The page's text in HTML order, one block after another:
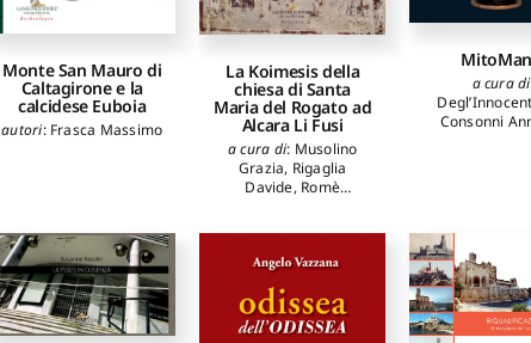
Monte San Mauro di
Caltagirone e la
calcidese Euboia
autori: Frasca Massimo
La Koimesis della
chiesa di Santa
Maria del Rogato ad
Alcara Li Fusi
a cura di: Musolino
Grazia, Rigaglia
Davide, Romè
a cura di
Consonni
Anna
Quarta Gianluca
Antonio,
Lucio,D'Elia
Gueli Anna M.
Giuseppe,